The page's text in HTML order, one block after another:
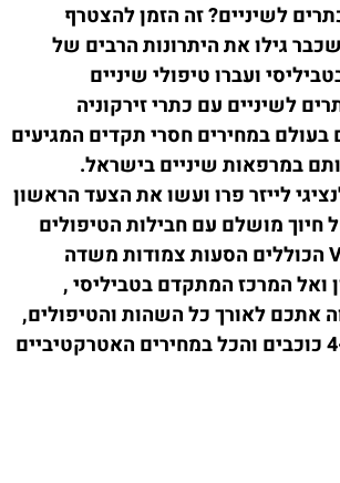
לשיניים? זה הזמן להצטרף
גילו את היתרונות הרבים של
ועברו טיפולי שיניים
לשיניים עם כתרי זירקוניה
בעולם במחירים חסרי תקדים המגיעים
במרפאות שיניים בישראל.
לייזר פרו ועשו את הצעד הראשון
מושלם עם חבילות הטיפולים
בתנאי חופשת VIP הכוללים הסעות צמודות משדה
ואל המרכז המתקדם בטביליסי ,
אתכם לאורך כל השהות והטיפולים,
שהות במלונות 4-5 כוכבים והכל במחירים האטרקטיביים